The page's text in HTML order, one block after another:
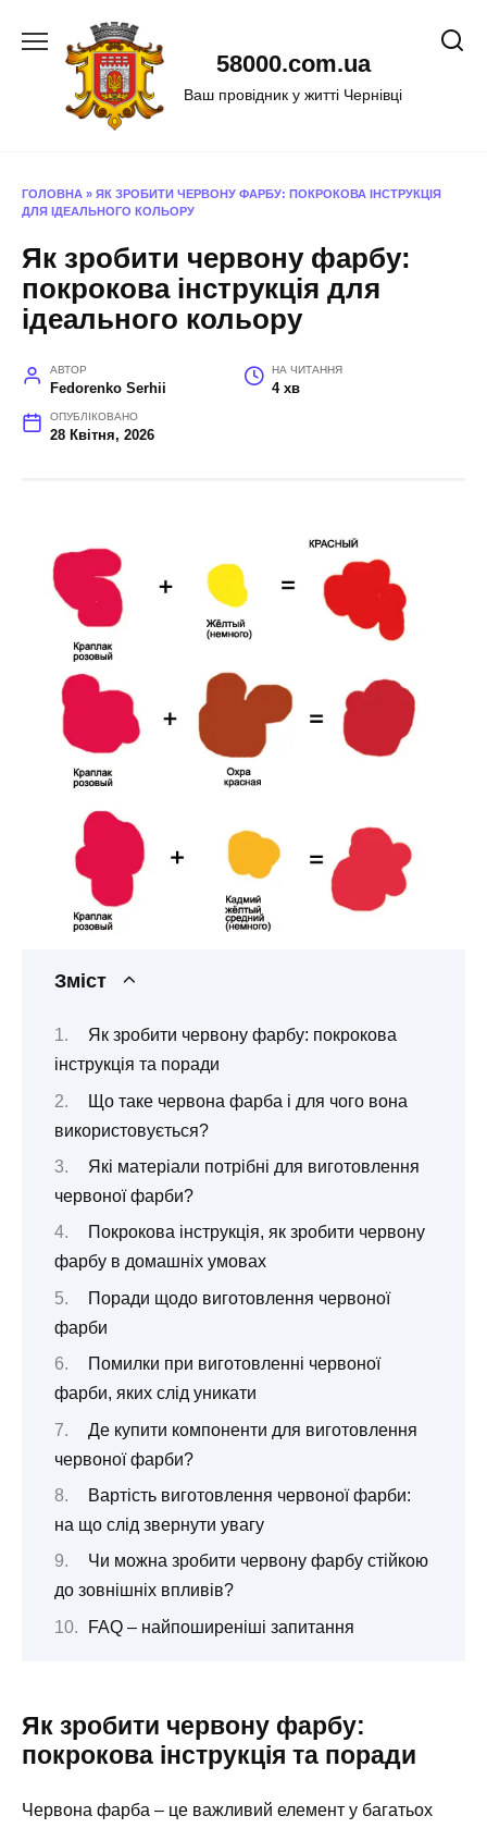
58000.com.ua
Ваш провідник у житті Чернівці
ГОЛОВНА » ЯК ЗРОБИТИ ЧЕРВОНУ ФАРБУ: ПОКРОКОВА ІНСТРУКЦІЯ
ДЛЯ ІДЕАЛЬНОГО КОЛЬОРУ
Як зробити червону фарбу:
покрокова інструкція для
ідеального кольору
АВТОР
Fedorenko Serhii
НА ЧИТАННЯ
4 хв
ОПУБЛІКОВАНО
28 Квітня, 2026
Зміст
Як зробити червону фарбу: покрокова
інструкція та поради
Що таке червона фарба і для чого вона
використовується?
Які матеріали потрібні для виготовлення
червоної фарби?
Покрокова інструкція, як зробити червону
фарбу в домашніх умовах
Поради щодо виготовлення червоної
фарби
Помилки при виготовленні червоної
фарби, яких слід уникати
Де купити компоненти для виготовлення
червоної фарби?
Вартість виготовлення червоної фарби:
на що слід звернути увагу
Чи можна зробити червону фарбу стійкою
до зовнішніх впливів?
FAQ – найпоширеніші запитання
Як зробити червону фарбу:
покрокова інструкція та поради
Червона фарба – це важливий елемент у багатьох